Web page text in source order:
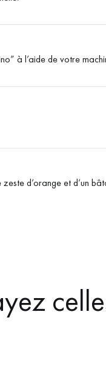
à l’aide de votre
d’orange et d’un